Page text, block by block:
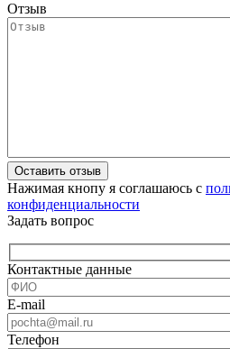
Отзыв
Оставить отзыв
Нажимая кнопу я соглашаюсь с
конфиденциальности
Задать вопрос
Контактные данные
E-mail
Телефон